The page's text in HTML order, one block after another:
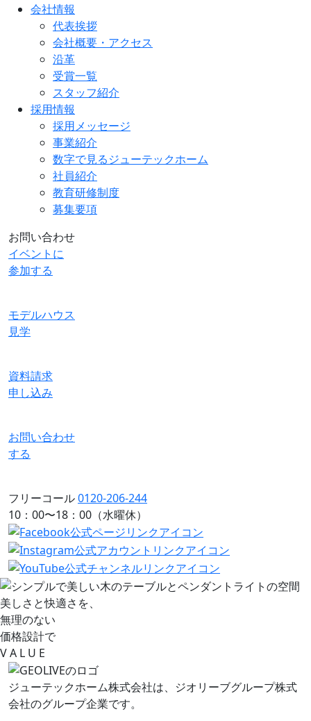
会社情報
代表挨拶
会社概要・アクセス
沿革
受賞一覧
スタッフ紹介
採用情報
採用メッセージ
事業紹介
数字で見るジューテックホーム
社員紹介
教育研修制度
募集要項
お問い合わせ
イベントに
参加する
モデルハウス
見学
資料請求
申し込み
お問い合わせ
する
フリーコール0120-206-244
10：00〜18：00（水曜休）
美しさと快適さを、
無理のない
価格設計で
VA L U E
ジューテックホーム株式会社は、 ジオリーブグループ株式
会社のグループ企業です。